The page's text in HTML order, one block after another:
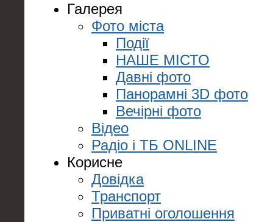
Галерея
Фото міста
Події
НАШЕ МІСТО
Давні фото
Панорамні 3D фото
Вечірні фото
Відео
Радіо і ТБ ONLINE
Корисне
Довідка
Транспорт
Приватні оголошення